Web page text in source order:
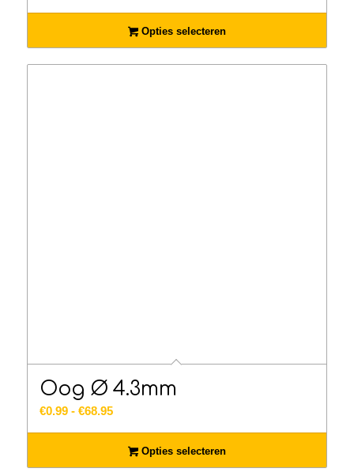
€79.95
Opties selecteren
Oog Ø 4.3mm
€0.99 - €68.95Prijsklasse:
€68.95
Opties selecteren